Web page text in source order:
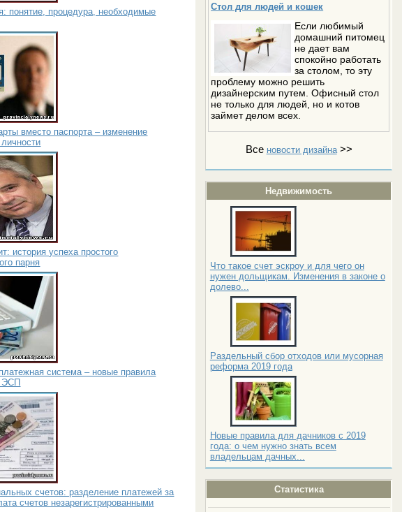
Стол для людей и кошек
Если любимый
домашний питомец
не дает вам
спокойно работать
за столом, то эту
проблему можно решить
дизайнерским путем. Офисный стол
не только для людей, но и котов
займет делом всех.
Все новости дизайна>>
Недвижимость
Что такое счет эскроу и для чего он
нужен дольщикам. Изменения в законе о
долево...
Раздельный сбор отходов или мусорная
реформа 2019 года
Новые правила для дачников с 2019
года: о чем нужно знать всем
владельцам дачных...
Статистика
понятие, процедура, необходимые
вместо паспорта – изменение
история успеха простого
парня
система – новые правила
ЭСП
счетов: разделение платежей за
счетов незарегистрированными